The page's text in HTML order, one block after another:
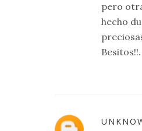
pero
hecho
Besitos!!.